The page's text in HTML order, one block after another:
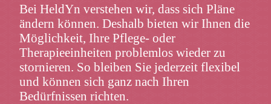
Bei HeldYn verstehen wir, dass sich Pläne
ändern können. Deshalb bieten wir Ihnen die
Möglichkeit, Ihre Pflege- oder
Therapieeinheiten problemlos wieder zu
stornieren. So bleiben Sie jederzeit flexibel
und können sich ganz nach Ihren
Bedürfnissen richten.